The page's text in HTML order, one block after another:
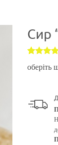
Сир
з 5 на
покупця
оберіть